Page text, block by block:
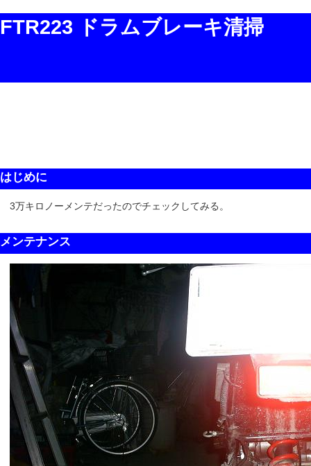
FTR223 ドラムブレーキ清掃
はじめに
3万キロノーメンテだったのでチェックしてみる。
メンテナンス